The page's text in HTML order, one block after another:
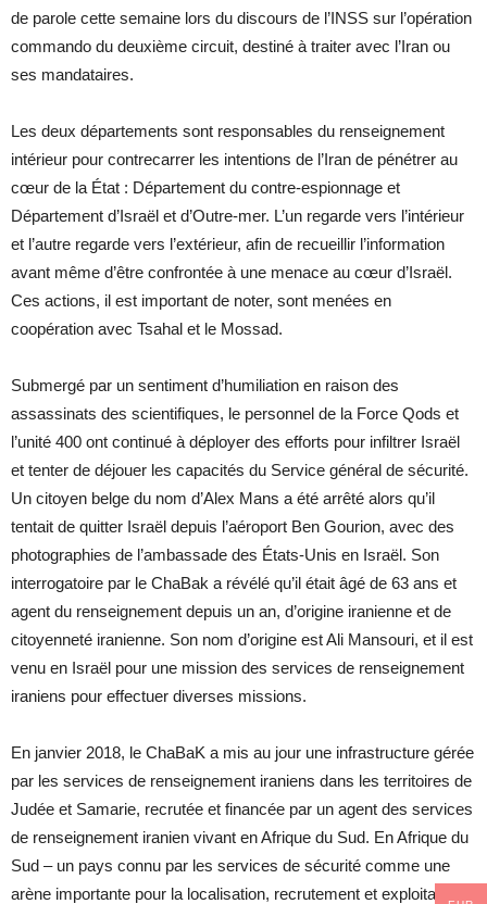
de parole cette semaine lors du discours de l’INSS sur l’opération
commando du deuxième circuit, destiné à traiter avec l’Iran ou
ses mandataires.
Les deux départements sont responsables du renseignement
intérieur pour contrecarrer les intentions de l’Iran de pénétrer au
cœur de la État : Département du contre-espionnage et
Département d’Israël et d’Outre-mer. L’un regarde vers l’intérieur
et l’autre regarde vers l’extérieur, afin de recueillir l’information
avant même d’être confrontée à une menace au cœur d’Israël.
Ces actions, il est important de noter, sont menées en
coopération avec Tsahal et le Mossad.
Submergé par un sentiment d’humiliation en raison des
assassinats des scientifiques, le personnel de la Force Qods et
l’unité 400 ont continué à déployer des efforts pour infiltrer Israël
et tenter de déjouer les capacités du Service général de sécurité.
Un citoyen belge du nom d’Alex Mans a été arrêté alors qu’il
tentait de quitter Israël depuis l’aéroport Ben Gourion, avec des
photographies de l’ambassade des États-Unis en Israël. Son
interrogatoire par le ChaBak a révélé qu’il était âgé de 63 ans et
agent du renseignement depuis un an, d’origine iranienne et de
citoyenneté iranienne. Son nom d’origine est Ali Mansouri, et il est
venu en Israël pour une mission des services de renseignement
iraniens pour effectuer diverses missions.
En janvier 2018, le ChaBaK a mis au jour une infrastructure gérée
par les services de renseignement iraniens dans les territoires de
Judée et Samarie, recrutée et financée par un agent des services
de renseignement iranien vivant en Afrique du Sud. En Afrique du
Sud – un pays connu par les services de sécurité comme une
arène importante pour la localisation, recrutement et exploitation